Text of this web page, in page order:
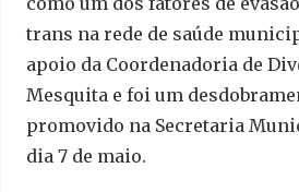
trans na rede de saúde
apoio da Coordenadoria de
Mesquita e foi um
promovido na Secretaria
dia 7 de maio.